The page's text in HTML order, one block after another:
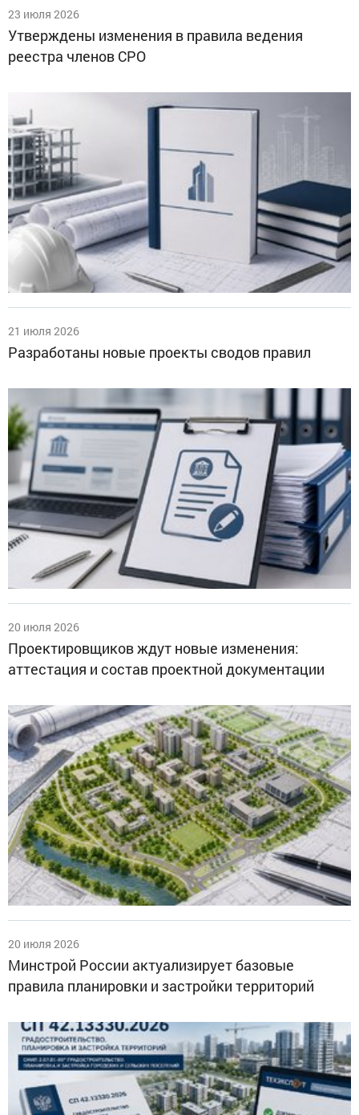
23 июля 2026
Утверждены изменения в правила ведения
реестра членов СРО
21 июля 2026
Разработаны новые проекты сводов правил
20 июля 2026
Проектировщиков ждут новые изменения:
аттестация и состав проектной документации
20 июля 2026
Минстрой России актуализирует базовые
правила планировки и застройки территорий